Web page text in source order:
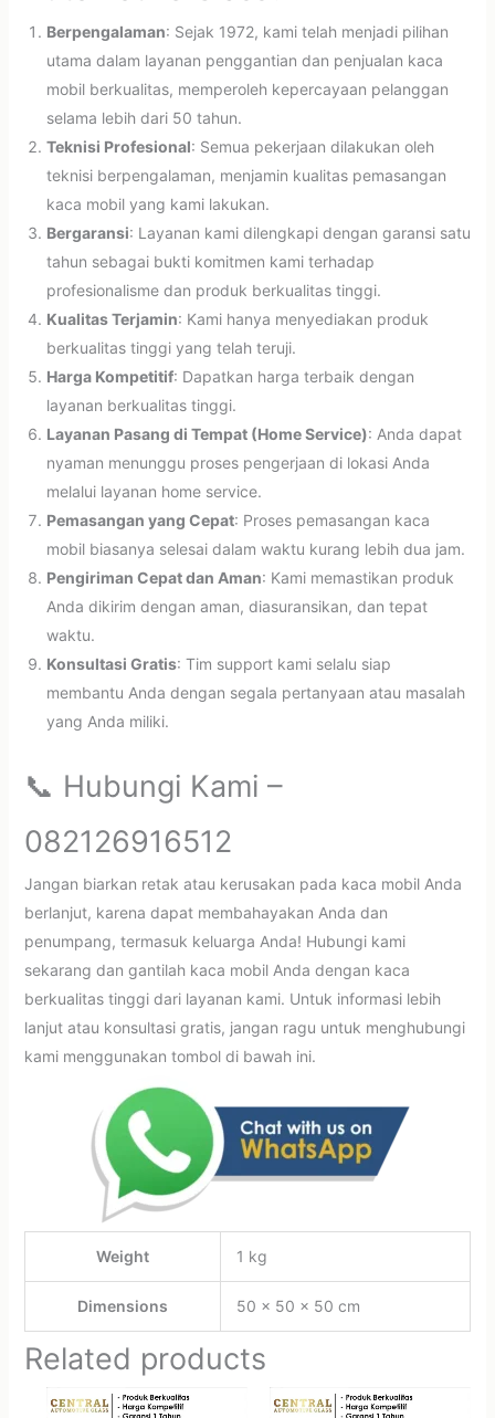
Berpengalaman: Sejak 1972, kami telah menjadi pilihan
utama dalam layanan penggantian dan penjualan kaca
mobil berkualitas, memperoleh kepercayaan pelanggan
selama lebih dari 50 tahun.
Teknisi Profesional: Semua pekerjaan dilakukan oleh
teknisi berpengalaman, menjamin kualitas pemasangan
kaca mobil yang kami lakukan.
Bergaransi: Layanan kami dilengkapi dengan garansi satu
tahun sebagai bukti komitmen kami terhadap
profesionalisme dan produk berkualitas tinggi.
Kualitas Terjamin: Kami hanya menyediakan produk
berkualitas tinggi yang telah teruji.
Harga Kompetitif: Dapatkan harga terbaik dengan
layanan berkualitas tinggi.
Layanan Pasang di Tempat (Home Service): Anda dapat
nyaman menunggu proses pengerjaan di lokasi Anda
melalui layanan home service.
Pemasangan yang Cepat: Proses pemasangan kaca
mobil biasanya selesai dalam waktu kurang lebih dua jam.
Pengiriman Cepat dan Aman: Kami memastikan produk
Anda dikirim dengan aman, diasuransikan, dan tepat
waktu.
Konsultasi Gratis: Tim support kami selalu siap
membantu Anda dengan segala pertanyaan atau masalah
yang Anda miliki.
📞 Hubungi Kami –
082126916512
Jangan biarkan retak atau kerusakan pada kaca mobil Anda
berlanjut, karena dapat membahayakan Anda dan
penumpang, termasuk keluarga Anda! Hubungi kami
sekarang dan gantilah kaca mobil Anda dengan kaca
berkualitas tinggi dari layanan kami. Untuk informasi lebih
lanjut atau konsultasi gratis, jangan ragu untuk menghubungi
kami menggunakan tombol di bawah ini.
Weight 1 kg
Dimensions 50 × 50 × 50 cm
Related products